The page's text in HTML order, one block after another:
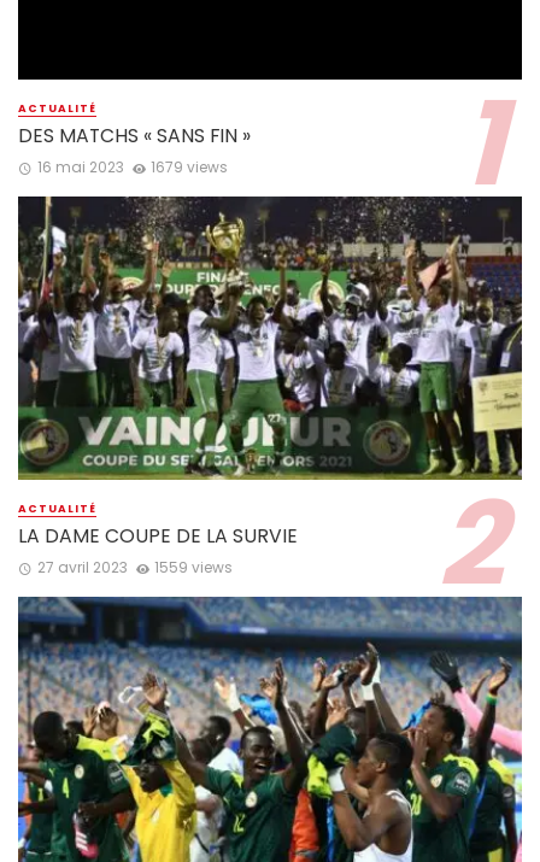
ACTUALITÉ
DES MATCHS « SANS FIN »
16 mai 2023 1679 views
ACTUALITÉ
LA DAME COUPE DE LA SURVIE
27 avril 2023 1559 views